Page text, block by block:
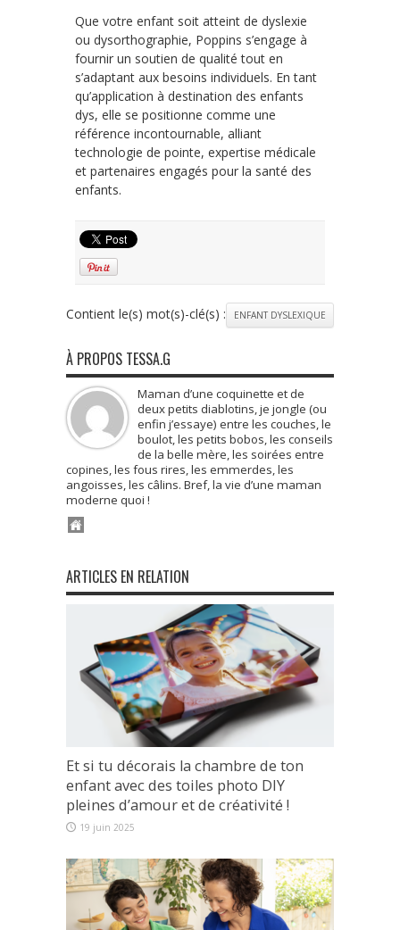
Que votre enfant soit atteint de dyslexie
ou dysorthographie, Poppins s’engage à
fournir un soutien de qualité tout en
s’adaptant aux besoins individuels. En tant
qu’application à destination des enfants
dys, elle se positionne comme une
référence incontournable, alliant
technologie de pointe, expertise médicale
et partenaires engagés pour la santé des
enfants.
Contient le(s) mot(s)-clé(s) : ENFANT DYSLEXIQUE
À PROPOS TESSA.G
Maman d’une coquinette et de
deux petits diablotins, je jongle (ou
enfin j’essaye) entre les couches, le
boulot, les petits bobos, les conseils
de la belle mère, les soirées entre
copines, les fous rires, les emmerdes, les
angoisses, les câlins. Bref, la vie d’une maman
moderne quoi !
ARTICLES EN RELATION
Et si tu décorais la chambre de ton
enfant avec des toiles photo DIY
pleines d’amour et de créativité !
19 juin 2025